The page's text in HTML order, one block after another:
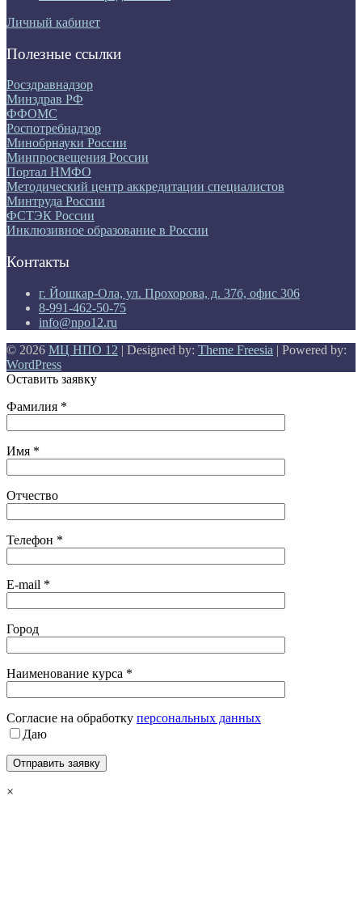
Личный кабинет
Полезные ссылки
Росздравнадзор
Минздрав РФ
ФФОМС
Роспотребнадзор
Минобрнауки России
Минпросвещения России
Портал НМФО
Методический центр аккредитации специалистов
Минтруда России
ФСТЭК России
Инклюзивное образование в России
Контакты
г. Йошкар-Ола, ул. Прохорова, д. 37б, офис 306
8-991-462-50-75
info@npo12.ru
© 2026 МЦ НПО 12 | Designed by: Theme Freesia | Powered by:
WordPress
Оставить заявку
Фамилия *
Имя *
Отчество
Телефон *
E-mail *
Город
Наименование курса *
Cогласие на обработку персональных данных
Даю
×